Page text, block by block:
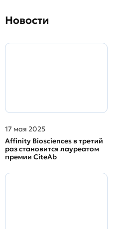
Новости
17 мая 2025
Affinity Biosciences в третий
раз становится лауреатом
премии CiteAb